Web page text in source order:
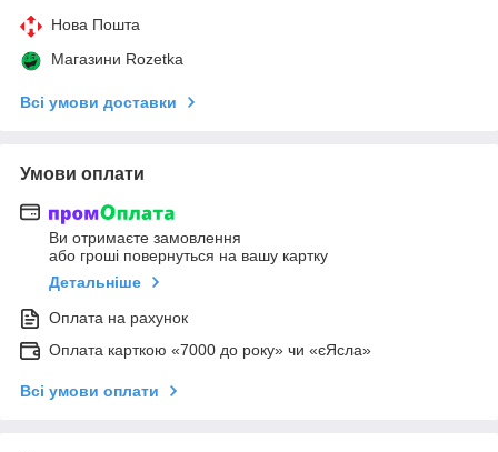
Нова Пошта
Магазини Rozetka
Всі умови доставки
Умови оплати
Ви отримаєте замовлення
або гроші повернуться на вашу картку
Детальніше
Оплата на рахунок
Оплата карткою «7000 до року» чи «єЯсла»
Всі умови оплати